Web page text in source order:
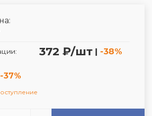
372 ₽/шт | -38%
-37%